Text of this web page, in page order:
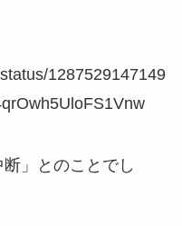
1287529147149
」とのことでし